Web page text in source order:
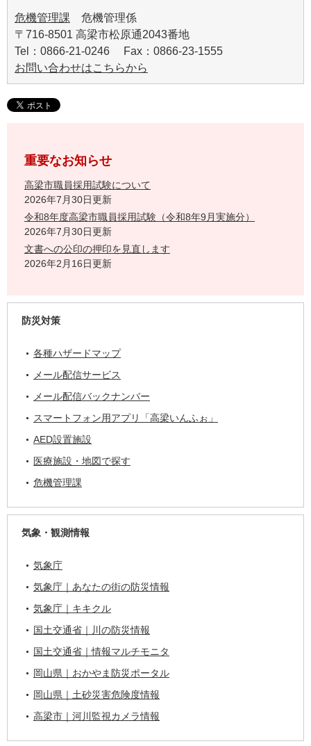
危機管理課 危機管理係
〒716-8501 高梁市松原通2043番地
Tel：0866-21-0246 Fax：0866-23-1555
お問い合わせはこちらから
重要なお知らせ
高梁市職員採用試験について
2026年7月30日更新
令和8年度高梁市職員採用試験（令和8年9月実施分）
2026年7月30日更新
文書への公印の押印を見直します
2026年2月16日更新
防災対策
各種ハザードマップ
メール配信サービス
メール配信バックナンバー
スマートフォン用アプリ「高梁いんふぉ」
AED設置施設
医療施設・地図で探す
危機管理課
気象・観測情報
気象庁
気象庁｜あなたの街の防災情報
気象庁｜キキクル
国土交通省｜川の防災情報
国土交通省｜情報マルチモニタ
岡山県｜おかやま防災ポータル
岡山県｜土砂災害危険度情報
高梁市｜河川監視カメラ情報